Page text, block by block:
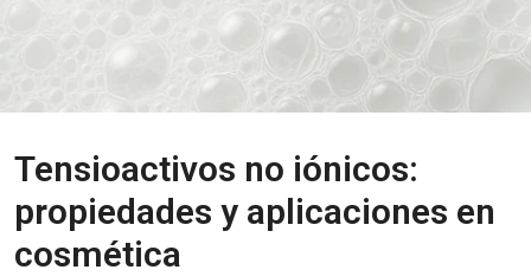
Tensioactivos no iónicos:
propiedades y aplicaciones en
cosmética